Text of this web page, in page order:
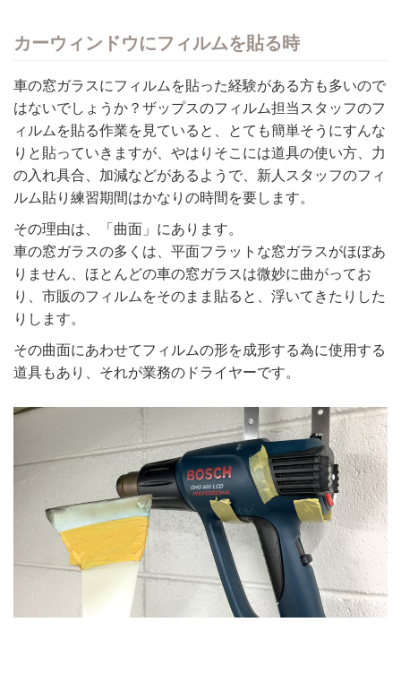
カーウィンドウにフィルムを貼る時
車の窓ガラスにフィルムを貼った経験がある方も多いので
はないでしょうか？ザップスのフィルム担当スタッフのフ
ィルムを貼る作業を見ていると、とても簡単そうにすんな
りと貼っていきますが、やはりそこには道具の使い方、力
の入れ具合、加減などがあるようで、新人スタッフのフィ
ルム貼り練習期間はかなりの時間を要します。
その理由は、「曲面」にあります。
車の窓ガラスの多くは、平面フラットな窓ガラスがほぼあ
りません、ほとんどの車の窓ガラスは微妙に曲がってお
り、市販のフィルムをそのまま貼ると、浮いてきたりした
りします。
その曲面にあわせてフィルムの形を成形する為に使用する
道具もあり、それが業務のドライヤーです。